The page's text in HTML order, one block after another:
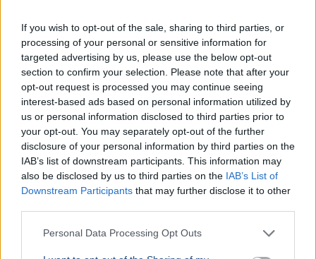
If you wish to opt-out of the sale, sharing to third parties, or
processing of your personal or sensitive information for
targeted advertising by us, please use the below opt-out
section to confirm your selection. Please note that after your
opt-out request is processed you may continue seeing
interest-based ads based on personal information utilized by
us or personal information disclosed to third parties prior to
your opt-out. You may separately opt-out of the further
disclosure of your personal information by third parties on the
IAB’s list of downstream participants. This information may
also be disclosed by us to third parties on the IAB’s List of
Downstream Participants that may further disclose it to other
Personal Data Processing Opt Outs
GAZDASÁG
4,4 százalékkal csökkentek az
élelmiszerárak júliusban
Az Országos Kereskedelmi Szövetség szerint a
júliusi 4,4 százalékos élelmiszer-árcsökkenés
miatt ideje lenne kivezetni az árrésstopot.
Ajánljuk még
GAZDASÁG 2026. augusztus 4.
„Ez az eső még a felhőkben van” - Az osztrák
sorsa